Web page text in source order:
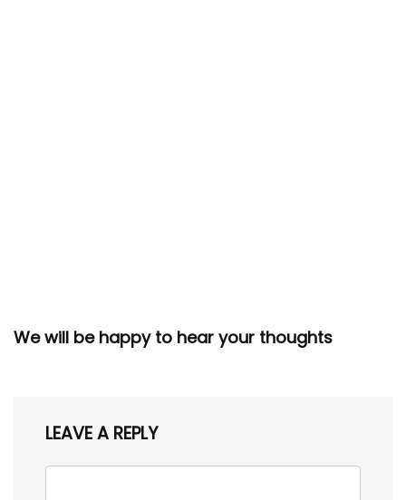
We will be happy to hear your thoughts
LEAVE A REPLY